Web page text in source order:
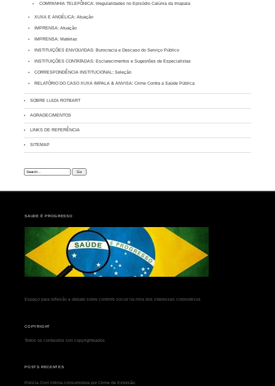
COMPANHIA TELEFÔNICA: Irregularidades no Episódio Calúnia da Imapala
XUXA E ANGÉLICA: Atuação
IMPRENSA: Atuação
IMPRENSA: Matérias
INSTITUIÇÕES ENVOLVIDAS: Burocracia e Descaso do Serviço Público
INSTITUIÇÕES CONTATADAS: Esclarecimentos e Sugestões de Especialistas
CORRESPONDÊNCIA INSTITUCIONAL: Seleção
RELATÓRIO DO CASO XUXA IMPALA & ANVISA: Crime Contra a Saúde Pública
SOBRE LUIZA ROTBART
AGRADECIMENTOS
LINKS DE REFERÊNCIA
SITEMAP
Search:
SAUDE É PROGRESSO
Espaço para reflexão e debate sobrecontrole socialna mira dos interesses corporativos
COPYRIGHT
Todos os conteudos son copyrighteados
POSTS RECENTES
Polícia Civil intima consumidora por Crime de Extorsão